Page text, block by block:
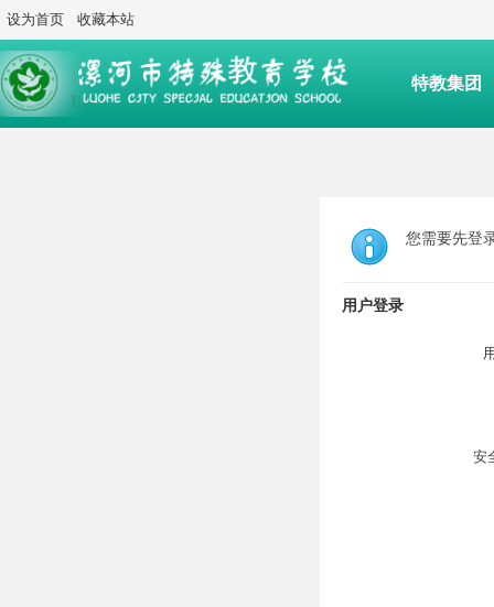
设为首页 收藏本站
特教集团
您需要先登
用户登录
安